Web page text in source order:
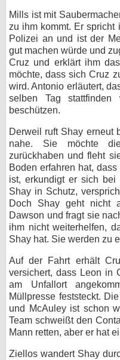
Mills ist mit
zu ihm kommt. Er
Polizei an und ist der
gut machen würde und
Cruz und erklärt ihm
möchte, dass sich Cruz
wird. Antonio erläutert,
selben Tag
beschützen.
Derweil ruft Shay erneut
nahe. Sie möchte
zurückhaben und fleht
Boden erfahren hat,
ist, erkundigt er sich bei
Shay in Schutz,
Doch Shay geht nicht
Dawson und fragt sie
ihm nicht weiterhelfen,
Shay hat. Sie werden zu
Auf der Fahrt erhält
versichert, dass Leon in
am Unfallort
Müllpresse feststeckt.
und McAuley ist schon
Team schweißt den
Mann retten, aber er hat
Ziellos wandert Shay